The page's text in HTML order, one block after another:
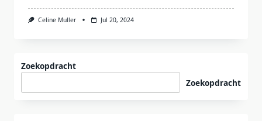
Celine Muller Jul 20, 2024
Zoekopdracht
Zoekopdracht